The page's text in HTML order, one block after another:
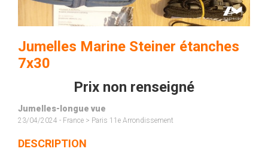
Jumelles Marine Steiner étanches
7x30
Prix non renseigné
Jumelles-longue vue
23/04/2024 - France > Paris 11e Arrondissement
DESCRIPTION